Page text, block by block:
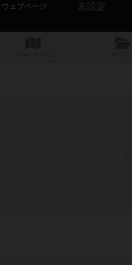
ウェブページ 未設定